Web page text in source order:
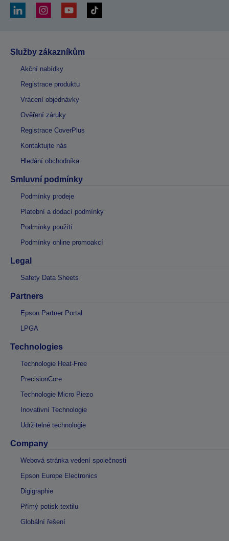
Služby zákazníkům
Akční nabídky
Registrace produktu
Vrácení objednávky
Ověření záruky
Registrace CoverPlus
Kontaktujte nás
Hledání obchodníka
Smluvní podmínky
Podmínky prodeje
Platební a dodací podmínky
Podmínky použití
Podmínky online promoakcí
Legal
Safety Data Sheets
Partners
Epson Partner Portal
LPGA
Technologies
Technologie Heat-Free
PrecisionCore
Technologie Micro Piezo
Inovativní Technologie
Udržitelné technologie
Company
Webová stránka vedení společnosti
Epson Europe Electronics
Digigraphie
Přímý potisk textilu
Globální řešení